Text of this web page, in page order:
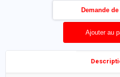
Ajouter au
Demande